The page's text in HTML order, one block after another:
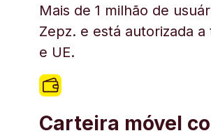
Mais de 1 milhão de
Zepz. e está autorizada
e UE.
Carteira móvel